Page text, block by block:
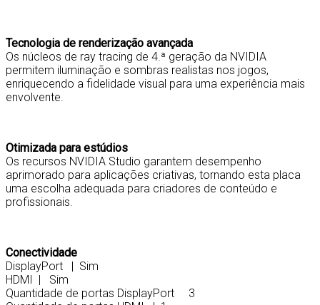
Tecnologia de renderização avançada
Os núcleos de ray tracing de 4.ª geração da NVIDIA
permitem iluminação e sombras realistas nos jogos,
enriquecendo a fidelidade visual para uma experiência mais
envolvente.
Otimizada para estúdios
Os recursos NVIDIA Studio garantem desempenho
aprimorado para aplicações criativas, tornando esta placa
uma escolha adequada para criadores de conteúdo e
profissionais.
Conectividade
DisplayPort | Sim
HDMI | Sim
Quantidade de portas DisplayPort 3